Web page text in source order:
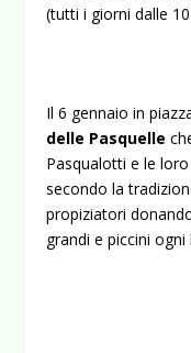
(tutti i giorni dalle
Il 6 gennaio in
delle Pasquelle
Pasqualotti e le
secondo la
propiziatori
grandi e piccini